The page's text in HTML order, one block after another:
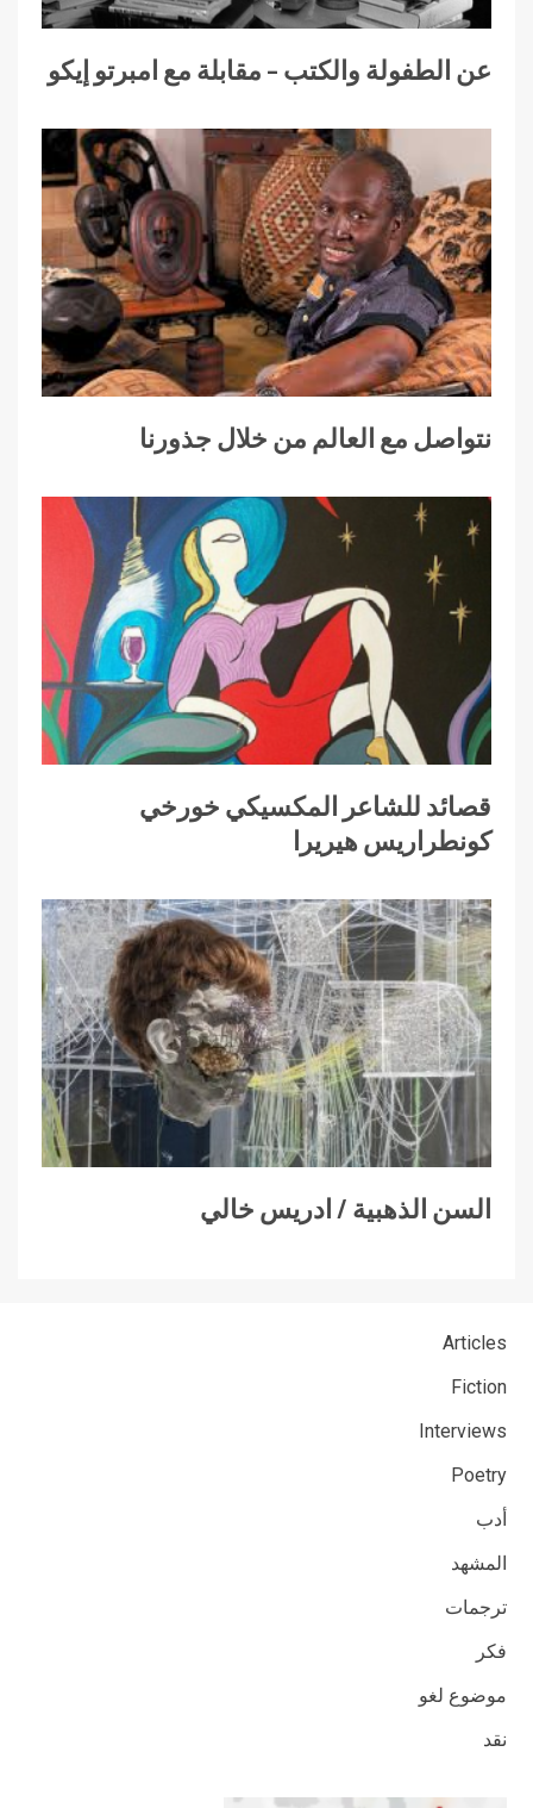
عن الطفولة والكتب – مقابلة مع امبرتو إيكو
نتواصل مع العالم من خلال جذورنا
قصائد للشاعر المكسيكي خورخي
كونطراريس هيريرا
السن الذهبية / ادريس خالي
Articles
Fiction
Interviews
Poetry
أدب
المشهد
ترجمات
فكر
موضوع لغو
نقد